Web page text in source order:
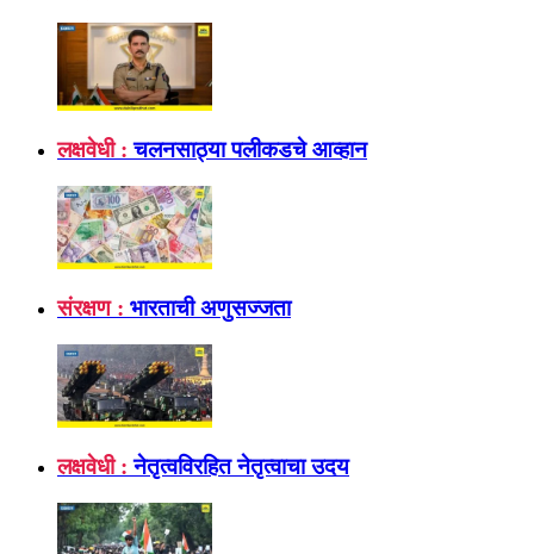
लक्षवेधी : चलनसाठ्या पलीकडचे आव्हान
संरक्षण : भारताची अणुसज्जता
लक्षवेधी : नेतृत्वविरहित नेतृत्वाचा उदय